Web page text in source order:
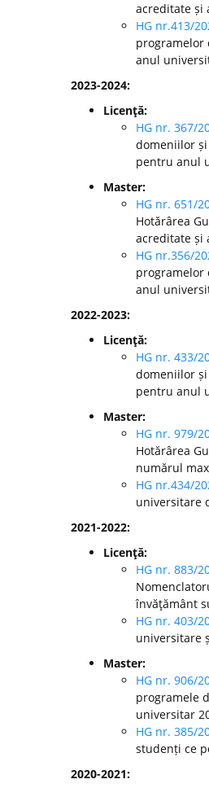
acreditate și
HG nr.413/
programelor
anul
2023-2024:
Licenţă:
HG nr. 367/
domeniilor
pentru anul
Master:
HG nr. 651/
Hotărârea
acreditate și
HG nr.356/
programelor
anul
2022-2023:
Licenţă:
HG nr. 433/
domeniilor
pentru anul
Master:
HG nr. 979/
Hotărârea
numărul
HG nr.434/
universitare
2021-2022:
Licenţă:
HG nr. 883/
învăţământ
HG nr. 403/
universitare
Master:
HG nr. 906/
programele
universitar
HG nr. 385/
studenți ce
2020-2021: